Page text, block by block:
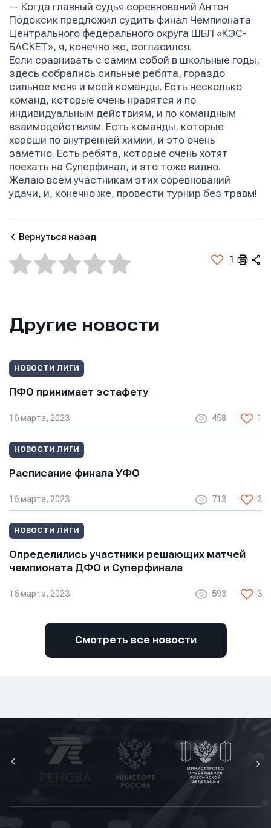
— Когда главный судья соревнований Антон
Подоксик предложил судить финал Чемпионата
Центрального федерального округа ШБЛ «КЭС-
БАСКЕТ», я, конечно же, согласился.
Если сравнивать с самим собой в школьные годы,
здесь собрались сильные ребята, гораздо
сильнее меня и моей команды. Есть несколько
команд, которые очень нравятся и по
индивидуальным действиям, и по командным
взаимодействиям. Есть команды, которые
хороши по внутренней химии, и это очень
заметно. Есть ребята, которые очень хотят
поехать на Суперфинал, и это тоже видно.
Желаю всем участникам этих соревнований
удачи, и, конечно же, провести турнир без травм!
Вернуться назад
1
Другие новости
НОВОСТИ ЛИГИ
ПФО принимает эстафету
16 марта, 2023 458 1
НОВОСТИ ЛИГИ
Расписание финала УФО
16 марта, 2023 713 2
НОВОСТИ ЛИГИ
Определились участники решающих матчей
чемпионата ДФО и Суперфинала
16 марта, 2023 593 3
Смотреть все новости